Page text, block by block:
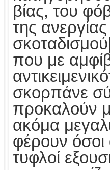
βίας, του
της
που με
σκορπάνε
προκαλούν
ακόμα
φέρουν όσοι
τυφλοί